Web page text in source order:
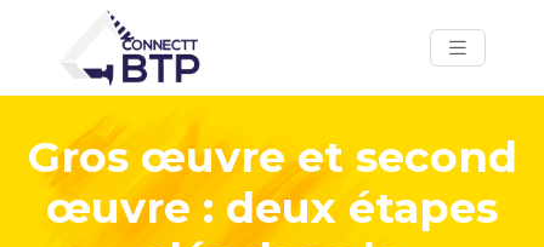
Gros œuvre et second
œuvre : deux étapes